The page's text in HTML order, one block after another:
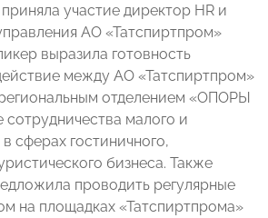
участие директор HR и
АО «Татспиртпром»
выразила готовность
между АО «Татспиртпром»
отделением «ОПОРЫ
малого и
сферах гостиничного,
бизнеса. Также
проводить регулярные
на площадках «Татспиртпрома»